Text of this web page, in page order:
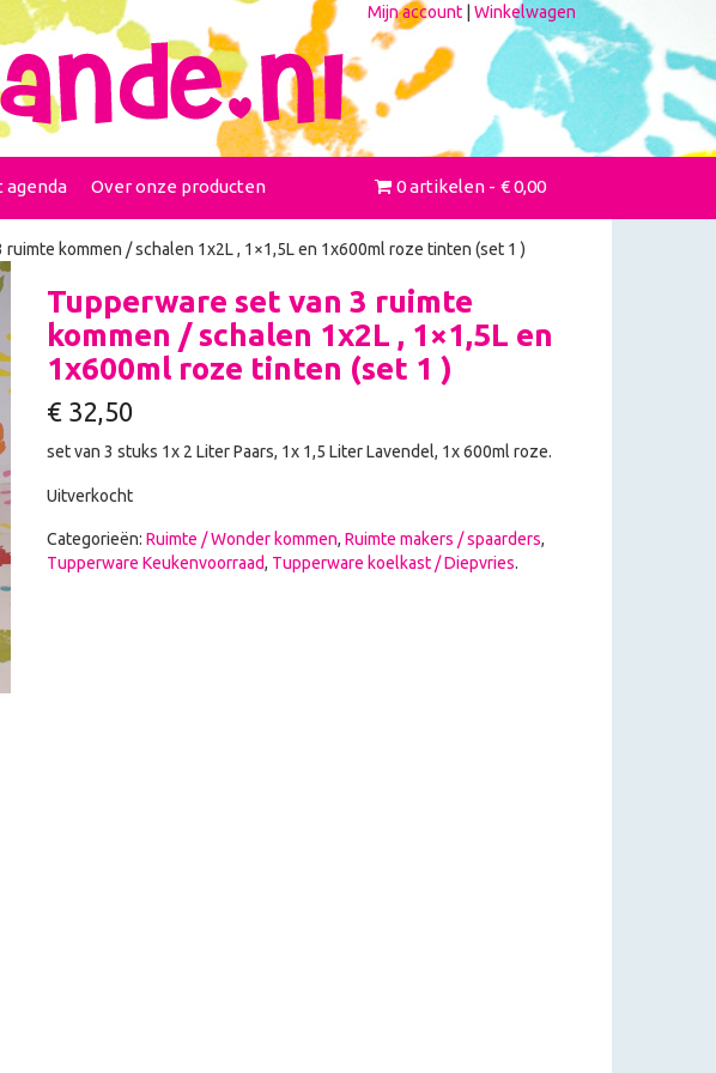
Mijn account Winkelwagen
agenda Over onze producten 0 artikelen € 0,00
kommen / schalen 1x2L , 1×1,5L en 1x600ml roze tinten (set 1 )
Tupperware set van 3 ruimte
kommen / schalen 1x2L , 1×1,5L en
1x600ml roze tinten (set 1 )
€32,50
set van 3 stuks 1x 2 Liter Paars, 1x 1,5 Liter Lavendel, 1x 600ml roze.
Uitverkocht
Categorieën: Ruimte / Wonder kommen, Ruimte makers / spaarders,
Tupperware Keukenvoorraad, Tupperware koelkast / Diepvries.